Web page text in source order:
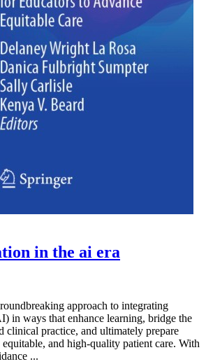
in the ai era
approach to integrating
in ways that enhance learning, bridge the
clinical practice, and ultimately prepare
and high-quality patient care. With
...